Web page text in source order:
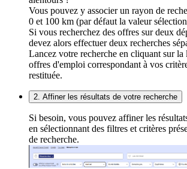
Vous pouvez y associer un rayon de
0 et 100 km (par défaut la valeur
Si vous recherchez des offres sur deux
devez alors effectuer deux recherches
Lancez votre recherche en cliquant sur la
offres d'emploi correspondant à vos
restituée.
2. Affiner les résultats de votre recherche
Si besoin, vous pouvez affiner les
en sélectionnant des filtres et critères
de recherche.